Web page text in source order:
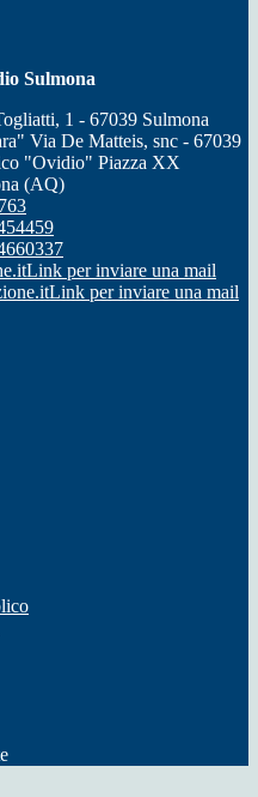
Sulmona
1 - 67039 Sulmona
Via De Matteis, snc - 67039
"Ovidio" Piazza XX
(AQ)
Link per inviare una mail
Link per inviare una mail